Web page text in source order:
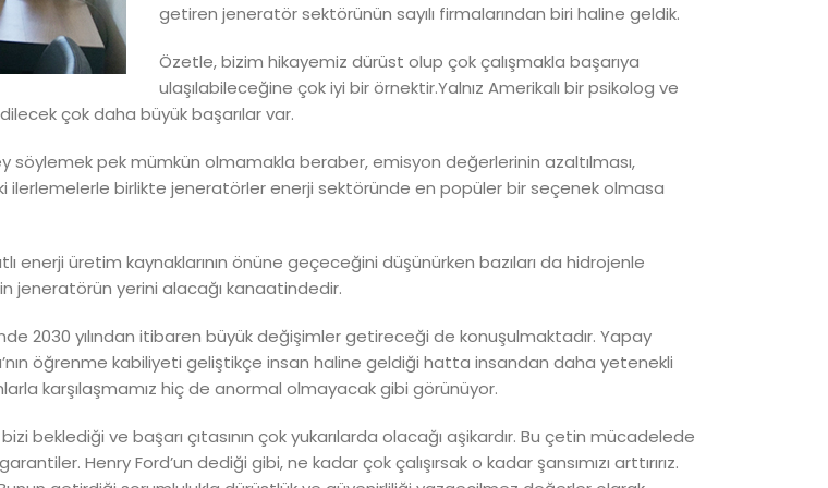
getiren jeneratör sektörünün sayılı firmalarından biri haline geldik.
Özetle, bizim hikayemiz dürüst olup çok çalışmakla başarıya
ulaşılabileceğine çok iyi bir örnektir.Yalnız Amerikalı bir psikolog ve
çok daha büyük başarılar var.
pek mümkün olmamakla beraber, emisyon değerlerinin azaltılması,
ilerlemelerle birlikte jeneratörler enerji sektöründe en popüler bir seçenek olmasa
enerji üretim kaynaklarının önüne geçeceğini düşünürken bazıları da hidrojenle
jeneratörün yerini alacağı kanaatindedir.
2030 yılından itibaren büyük değişimler getireceği de konuşulmaktadır. Yapay
öğrenme kabiliyeti geliştikçe insan haline geldiği hatta insandan daha yetenekli
karşılaşmamız hiç de anormal olmayacak gibi görünüyor.
beklediği ve başarı çıtasının çok yukarılarda olacağı aşikardır. Bu çetin mücadelede
Henry Ford’un dediği gibi, ne kadar çok çalışırsak o kadar şansımızı arttırırız.